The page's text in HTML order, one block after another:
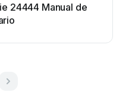
24444 Manual de